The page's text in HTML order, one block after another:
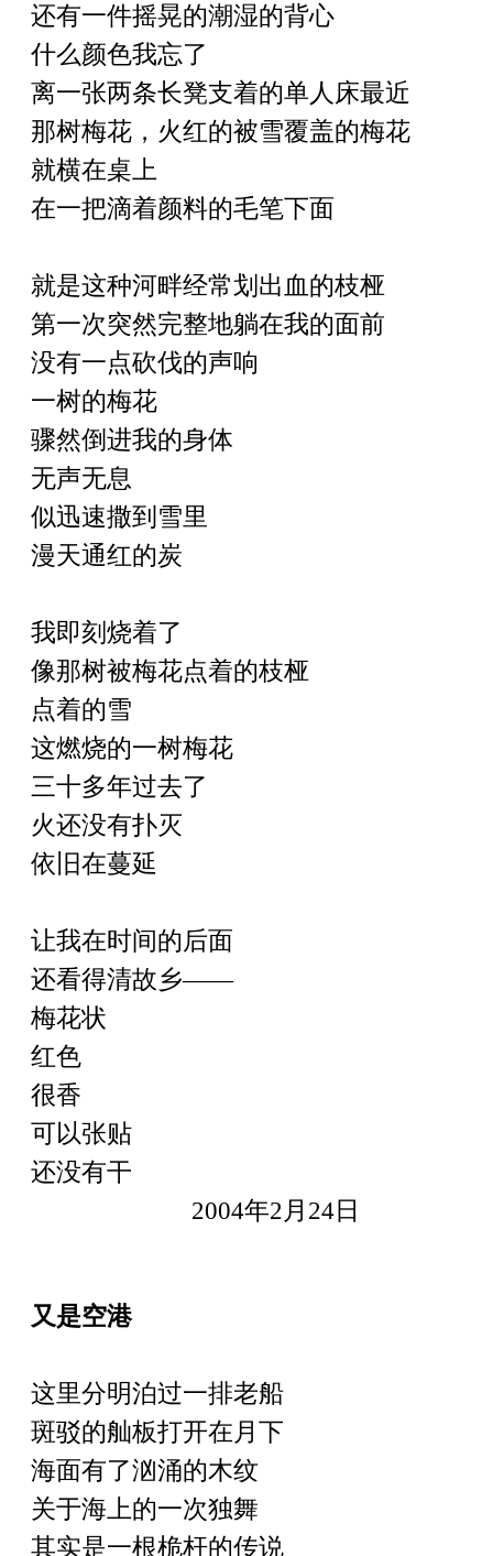
还有一件摇晃的潮湿的背心
什么颜色我忘了
离一张两条长凳支着的单人床最近
那树梅花，火红的被雪覆盖的梅花
就横在桌上
在一把滴着颜料的毛笔下面
就是这种河畔经常划出血的枝桠
第一次突然完整地躺在我的面前
没有一点砍伐的声响
一树的梅花
骤然倒进我的身体
无声无息
似迅速撒到雪里
漫天通红的炭
我即刻烧着了
像那树被梅花点着的枝桠
点着的雪
这燃烧的一树梅花
三十多年过去了
火还没有扑灭
依旧在蔓延
让我在时间的后面
还看得清故乡——
梅花状
红色
很香
可以张贴
还没有干
2004年2月 24日
又是空港
这里分明泊过一排老船
斑驳的舢板打开在月下
海面有了汹涌的木纹
关于海上的一次独舞
其实是一根桅杆的传说